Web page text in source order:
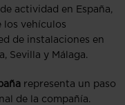
actividad en España,
los vehículos
de instalaciones en
Sevilla y Málaga.
representa un paso
de la compañía.